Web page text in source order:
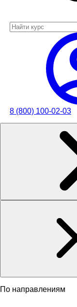
8 (800) 100-02-03
По направлениям